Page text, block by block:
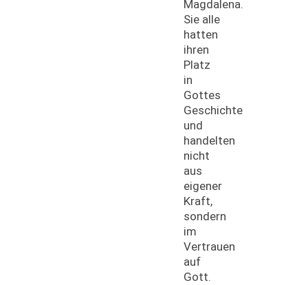
Magdalena.
Sie alle
hatten
ihren
Platz
in
Gottes
Geschichte
und
handelten
nicht
aus
eigener
Kraft,
sondern
im
Vertrauen
auf
Gott.